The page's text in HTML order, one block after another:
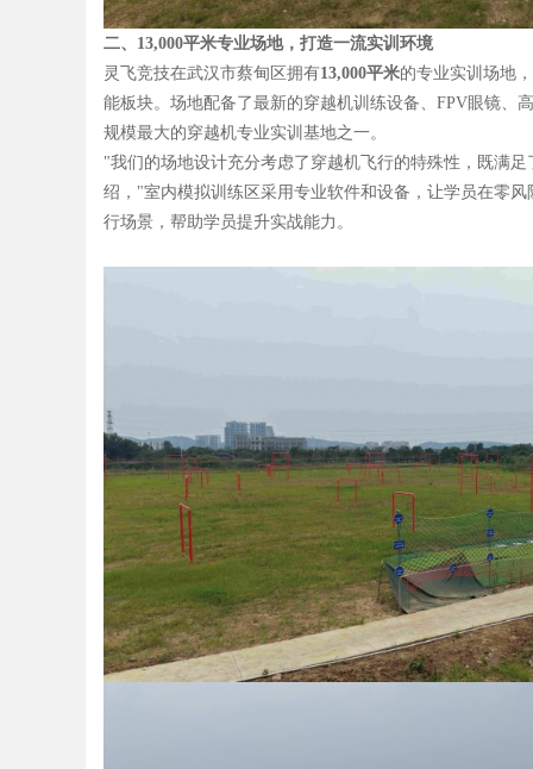
二、13,000平米专业场地，打造一流实训环境
灵飞竞技在武汉市蔡甸区拥有13,000平米的专业实训场地
能板块。场地配备了最新的穿越机训练设备、FPV眼镜、
规模最大的穿越机专业实训基地之一。
"我们的场地设计充分考虑了穿越机飞行的特殊性，既满
绍，"室内模拟训练区采用专业软件和设备，让学员在零
行场景，帮助学员提升实战能力。